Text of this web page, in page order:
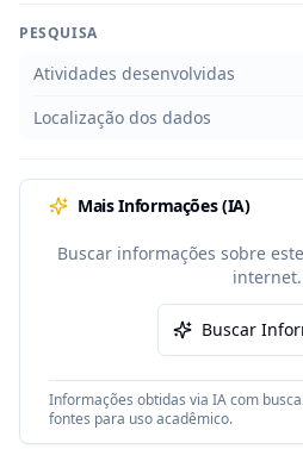
PESQUISA
Atividades desenvolvidas
Localização dos dados
Mais Informações (IA)
Buscar informações sobre
internet.
Buscar
Informações obtidas via IA com
fontes para uso acadêmico.